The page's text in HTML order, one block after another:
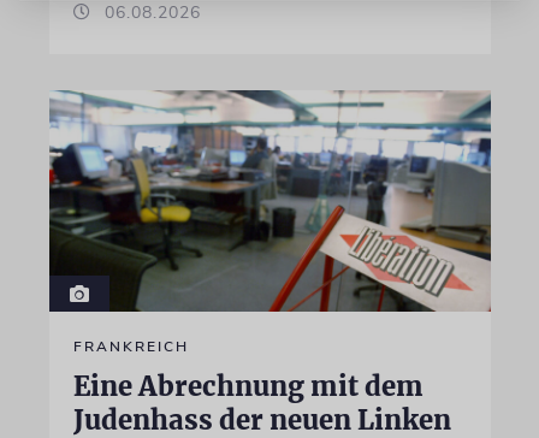
06.08.2026
FRANKREICH
Eine Abrechnung mit dem
Judenhass der neuen Linken